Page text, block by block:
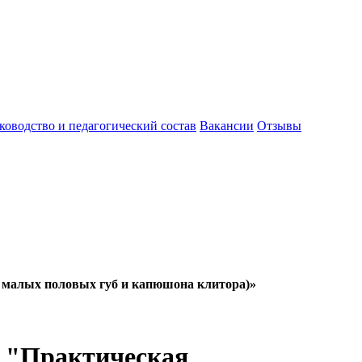
и педагогический состав Вакансии Отзывы
половых губ и капюшона клитора)»